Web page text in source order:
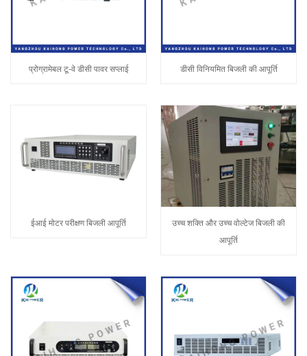
प्रोग्रामेबल टू-वे डीसी पावर सप्लाई डीसी विनियमित बिजली की आपूर्ति
ईआई मोटर परीक्षण बिजली आपूर्ति
उच्च शक्ति और उच्च वोल्टेज बिजली की
आपूर्ति